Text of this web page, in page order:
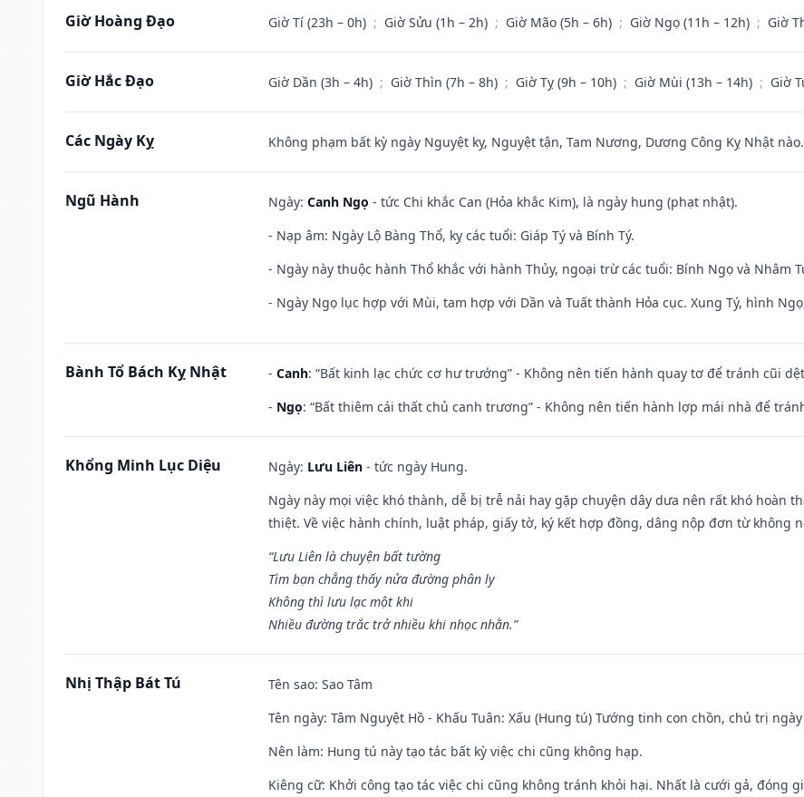
Giờ Hoàng Đạo Giờ Tí (23h – 0h) ; Giờ Sửu (1h – 2h) ; Giờ Mão (5h – 6h) ; Giờ Ngọ (11h – 12h) ; Giờ
Giờ Hắc Đạo Giờ Dần (3h – 4h) ; Giờ Thìn (7h – 8h) ; Giờ Tỵ (9h – 10h) ; Giờ Mùi (13h – 14h) ; Giờ
Các Ngày Kỵ Không phạm bất kỳ ngày Nguyệt kỵ, Nguyệt tận, Tam Nương, Dương Công Kỵ Nhật nào.
Ngũ Hành Ngày: Canh Ngọ - tức Chi khắc Can (Hỏa khắc Kim), là ngày hung (phạt nhật).
- Nạp âm: Ngày Lộ Bàng Thổ, kỵ các tuổi: Giáp Tý và Bính Tý.
- Ngày này thuộc hành Thổ khắc với hành Thủy, ngoại trừ các tuổi: Bính Ngọ và Nhâm
- Ngày Ngọ lục hợp với Mùi, tam hợp với Dần và Tuất thành Hỏa cục. Xung Tý, hình
Bành Tổ Bách Kỵ Nhật - Canh: “Bất kinh lạc chức cơ hư trướng” - Không nên tiến hành quay tơ để tránh cũi
- Ngọ: “Bất thiêm cái thất chủ canh trương” - Không nên tiến hành lợp mái nhà để
Khổng Minh Lục Diệu Ngày: Lưu Liên - tức ngày Hung.
Ngày này mọi việc khó thành, dễ bị trễ nải hay gặp chuyện dây dưa nên rất khó hoàn
thiệt. Về việc hành chính, luật pháp, giấy tờ, ký kết hợp đồng, dâng nộp đơn từ không
“Lưu Liên là chuyện bất tường
Tìm bạn chẳng thấy nửa đường phân ly
Không thì lưu lạc một khi
Nhiều đường trắc trở nhiều khi nhọc nhằn.”
Nhị Thập Bát Tú Tên sao: Sao Tâm
Tên ngày: Tâm Nguyệt Hồ - Khấu Tuân: Xấu (Hung tú) Tướng tinh con chồn, chủ trị
Nên làm: Hung tú này tạo tác bất kỳ việc chi cũng không hạp.
Kiêng cữ: Khởi công tạo tác việc chi cũng không tránh khỏi hại. Nhất là cưới gả, đóng